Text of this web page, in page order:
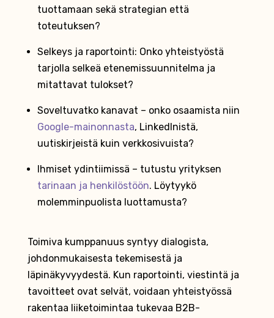
tuottamaan sekä strategian että
toteutuksen?
Selkeys ja raportointi: Onko yhteistyöstä
tarjolla selkeä etenemissuunnitelma ja
mitattavat tulokset?
Soveltuvatko kanavat – onko osaamista niin
Google-mainonnasta, LinkedInistä,
uutiskirjeistä kuin verkkosivuista?
Ihmiset ydintiimissä – tutustu yrityksen
tarinaan ja henkilöstöön. Löytyykö
molemminpuolista luottamusta?
Toimiva kumppanuus syntyy dialogista,
johdonmukaisesta tekemisestä ja
läpinäkyvyydestä. Kun raportointi, viestintä ja
tavoitteet ovat selvät, voidaan yhteistyössä
rakentaa liiketoimintaa tukevaa B2B-